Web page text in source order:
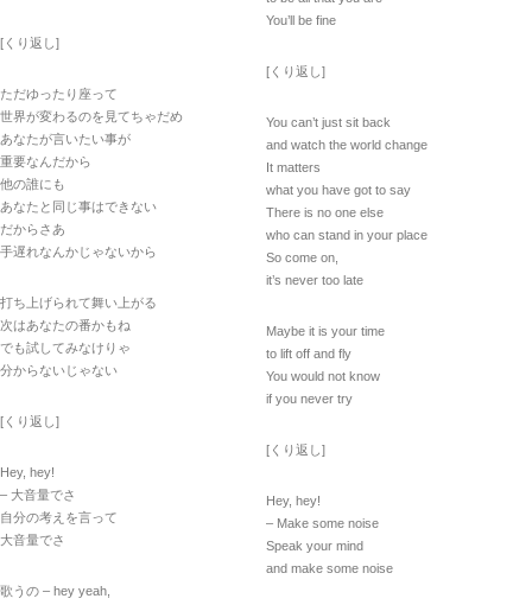
[くり返し]
ただゆったり座って
世界が変わるのを見てちゃだめ
あなたが言いたい事が
重要なんだから
他の誰にも
あなたと同じ事はできない
だからさあ
手遅れなんかじゃないから
打ち上げられて舞い上がる
次はあなたの番かもね
でも試してみなけりゃ
分からないじゃない
[くり返し]
Hey, hey!
– 大音量でさ
自分の考えを言って
大音量でさ
歌うの – hey yeah,
You’ll be fine
[くり返し]
You can’t just sit back
and watch the world change
It matters
what you have got to say
There is no one else
who can stand in your place
So come on,
it’s never too late
Maybe it is your time
to lift off and fly
You would not know
if you never try
[くり返し]
Hey, hey!
– Make some noise
Speak your mind
and make some noise